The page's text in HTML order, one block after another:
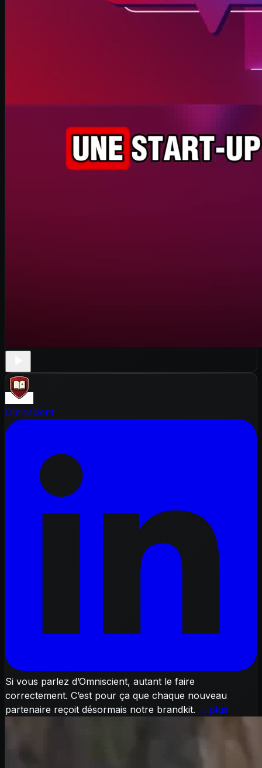
Omniscient
Si vous parlez d’Omniscient, autant le faire
correctement. C’est pour ça que chaque nouveau
partenaire reçoit désormais notre brandkit. … plus